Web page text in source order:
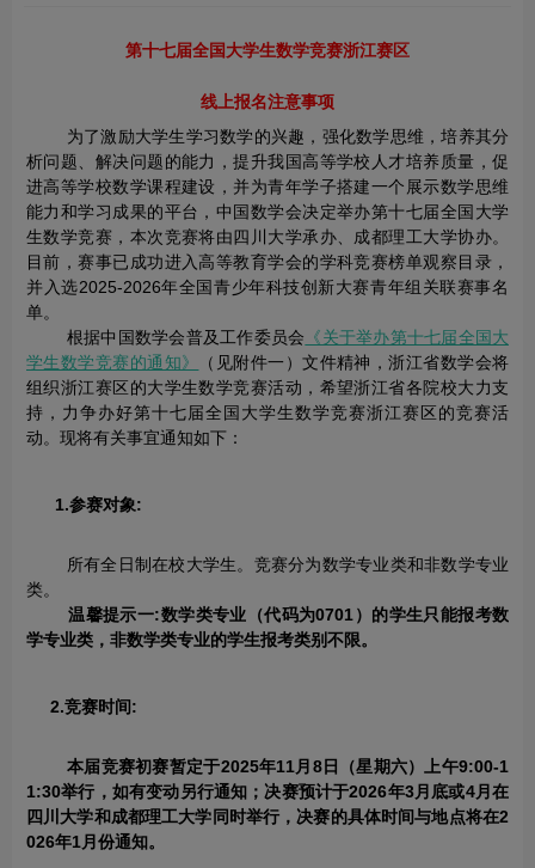
第十七届全国大学生数学竞赛浙江赛区
线上报名注意事项
为了激励大学生学习数学的兴趣，强化数学思维，培养其分
析问题、解决问题的能力，提升我国高等学校人才培养质量，促
进高等学校数学课程建设，并为青年学子搭建一个展示数学思维
能力和学习成果的平台，中国数学会决定举办第十七届全国大学
生数学竞赛，本次竞赛将由四川大学承办、成都理工大学协办。
目前，赛事已成功进入高等教育学会的学科竞赛榜单观察目录，
并入选2025-2026年全国青少年科技创新大赛青年组关联赛事名
单。
根据中国数学会普及工作委员会 《关于举办第十七届全国大
学生数学竞赛的通知》
（见附件一）文件精神，浙江省数学会将
组织浙江赛区的大学生数学竞赛活动，希望浙江省各院校大力支
持，力争办好第十七届全国大学生数学竞赛浙江赛区的竞赛活
动。现将有关事宜通知如下：
1.参赛对象:
所有全日制在校大学生。竞赛分为数学专业类和非数学专业
类。
温馨提示一:数学类专业（代码为0701）的学生只能报考数
学专业类，非数学类专业的学生报考类别不限。
2.竞赛时间:
本届竞赛初赛暂定于2025年11月8日（星期六）上午9:00-1
1:30举行，如有变动另行通知；决赛预计于2026年3月底或4月在
四川大学和成都理工大学同时举行，决赛的具体时间与地点将在2
026年1月份通知。